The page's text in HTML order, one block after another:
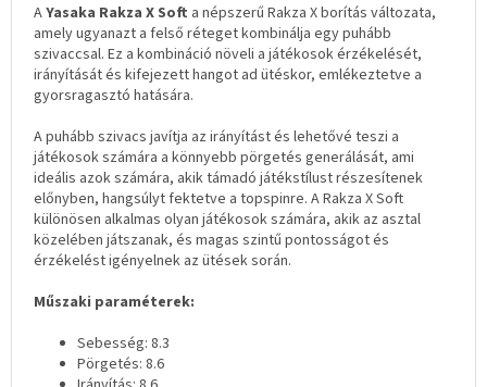
AYasaka Rakza X Soft a népszerű Rakza X borítás változata,
amely ugyanazt a felső réteget kombinálja egy puhább
szivaccsal. Ez a kombináció növeli a játékosok érzékelését,
irányítását és kifejezett hangot ad ütéskor, emlékeztetve a
gyorsragasztó hatására.
A puhább szivacs javítja az irányítást és lehetővé teszi a
játékosok számára a könnyebb pörgetés generálását, ami
ideális azok számára, akik támadó játékstílust részesítenek
előnyben, hangsúlyt fektetve a topspinre. A Rakza X Soft
különösen alkalmas olyan játékosok számára, akik az asztal
közelében játszanak, és magas szintű pontosságot és
érzékelést igényelnek az ütések során.
Műszaki paraméterek:
Sebesség: 8.3
Pörgetés: 8.6